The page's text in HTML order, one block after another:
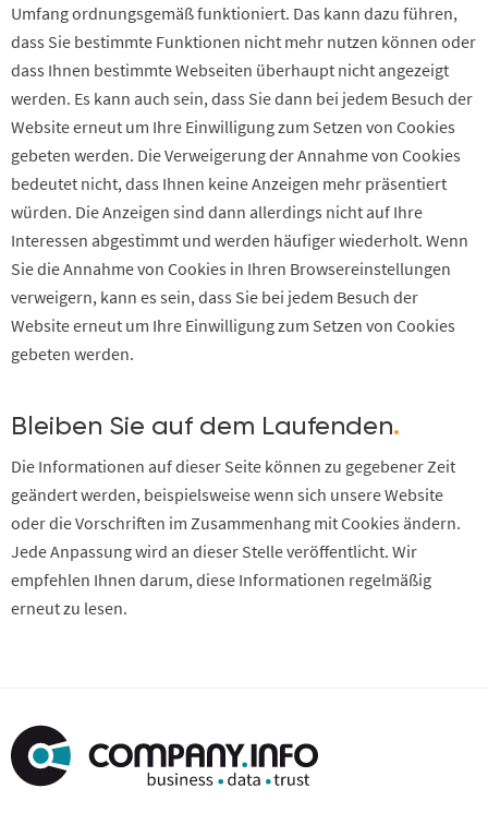
Umfang ordnungsgemäß funktioniert. Das kann dazu führen,
dass Sie bestimmte Funktionen nicht mehr nutzen können oder
dass Ihnen bestimmte Webseiten überhaupt nicht angezeigt
werden. Es kann auch sein, dass Sie dann bei jedem Besuch der
Website erneut um Ihre Einwilligung zum Setzen von Cookies
gebeten werden. Die Verweigerung der Annahme von Cookies
bedeutet nicht, dass Ihnen keine Anzeigen mehr präsentiert
würden. Die Anzeigen sind dann allerdings nicht auf Ihre
Interessen abgestimmt und werden häufiger wiederholt. Wenn
Sie die Annahme von Cookies in Ihren Browsereinstellungen
verweigern, kann es sein, dass Sie bei jedem Besuch der
Website erneut um Ihre Einwilligung zum Setzen von Cookies
gebeten werden.
Bleiben Sie auf dem Laufenden.
Die Informationen auf dieser Seite können zu gegebener Zeit
geändert werden, beispielsweise wenn sich unsere Website
oder die Vorschriften im Zusammenhang mit Cookies ändern.
Jede Anpassung wird an dieser Stelle veröffentlicht. Wir
empfehlen Ihnen darum, diese Informationen regelmäßig
erneut zu lesen.